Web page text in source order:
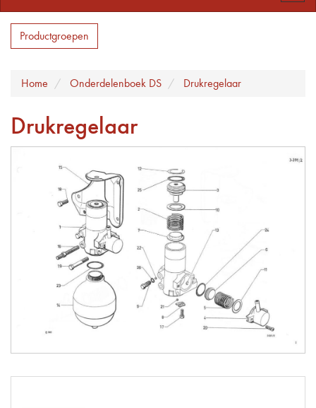
Productgroepen
Home Onderdelenboek DS Drukregelaar
Drukregelaar